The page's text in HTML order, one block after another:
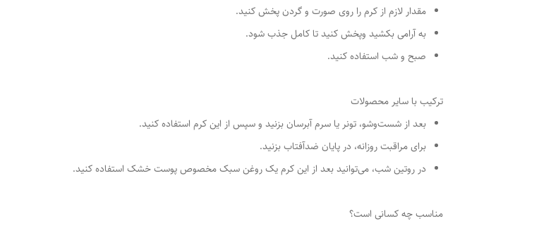
مقدار لازم از کرم را روی صورت و گردن پخش کنید.
به آرامی بکشید وپخش کنید تا کامل جذب شود.
صبح و شب استفاده کنید.
ترکیب با سایر محصولات
بعد از شست‌وشو، تونر یا سرم آبرسان بزنید و سپس از این کرم استفاده کنید.
برای مراقبت روزانه، در پایان ضدآفتاب بزنید.
در روتین شب، می‌توانید بعد از این کرم یک روغن سبک مخصوص پوست خشک استفاده کنید.
مناسب چه کسانی است؟